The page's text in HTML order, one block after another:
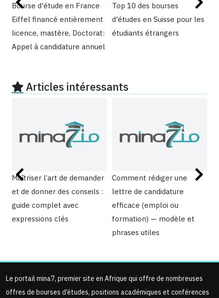
Bourse d'étude en France
Eiffel financé entièrement
licence, mastère, Doctorat:
Appel à candidature annuel
Top 10 des bourses
d'études en Suisse pour les
étudiants étrangers
Articles intéressants
Maîtriser l’art de demander
et de donner des conseils :
guide complet avec
expressions clés
Comment rédiger une
lettre de candidature
efficace (emploi ou
formation) — modèle et
phrases utiles
Le portail mina7, premier site en Afrique qui offre de nombreuses
offres de bourses d’études, positions académiques et conférences